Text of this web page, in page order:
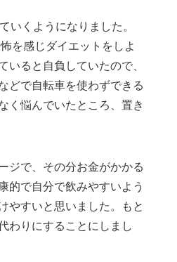
くようになりました。
を感じダイエットをしよ
ると自負していたので、
どで自転車を使わずできる
く悩んでいたところ、置き
ジで、その分お金がかかる
的で自分で飲みやすいよう
やすいと思いました。もと
わりにすることにしまし